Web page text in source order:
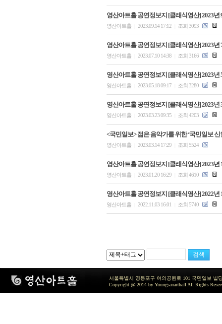
영산아트홀 공연정보지 [클래식영산] 2023년
영산아트홀 2023.09.14 17:12 조회 3093
영산아트홀 공연정보지 [클래식영산] 2023년
영산아트홀 2023.07.10 14:38 조회 3166
영산아트홀 공연정보지 [클래식영산] 2023년
영산아트홀 2023.05.18 09:17 조회 3280
영산아트홀 공연정보지 [클래식영산] 2023년
영산아트홀 2023.03.23 09:35 조회 4203
<국민일보> 젊은 음악가를 위한 ‘국민일보 신
영산아트홀 2023.03.14 17:29 조회 5524
영산아트홀 공연정보지 [클래식영산] 2023년
영산아트홀 2023.01.20 16:29 조회 4610
영산아트홀 공연정보지 [클래식영산] 2022년
영산아트홀 2022.11.03 16:01 조회 5740
서울특별시 영등포구 여의공원로 101 국민일보 빌
Copyright @ 2014 by Youngsanarthall All Rights